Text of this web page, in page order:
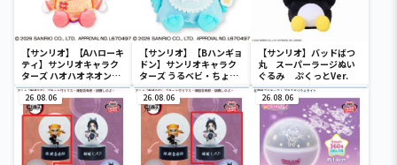
【サンリオ】【Aハローキ
ティ】サンリオキャラク
ターズ ハオハオネオンタ
ウンドールBIGタイプ1
【サンリオ】【Bハンギョ
ドン】サンリオキャラク
ターズ うるベビ・ちょい
デカドール
【サンリオ】バッドばつ
丸 スーパーラージぬい
ぐるみ ぷくっとVer.
26.08.06 26.08.06 26.08.06